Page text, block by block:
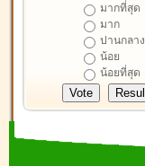
มากที่สุด
มาก
ปานกลาง
น้อย
น้อยที่สุด